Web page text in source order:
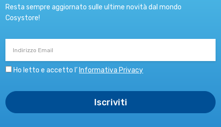
Resta sempre aggiornato sulle ultime novità dal mondo
Cosystore!
Ho letto e accetto l’ Informativa Privacy